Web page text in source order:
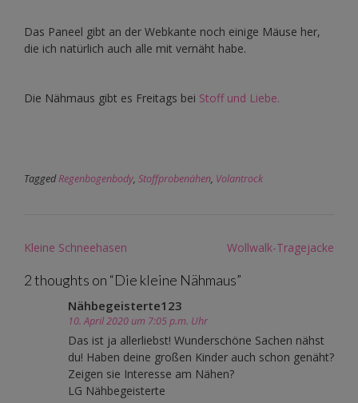
Das Paneel gibt an der Webkante noch einige Mäuse her,
die ich natürlich auch alle mit vernäht habe.
Die Nähmaus gibt es Freitags bei Stoff und Liebe.
TaggedRegenbogenbody, Stoffprobenähen, Volantrock
Post
Kleine Schneehasen Wollwalk-Tragejacke
2 thoughts on “Die kleine Nähmaus”
Nähbegeisterte123
10. April 2020 um 7:05 p.m. Uhr
Das ist ja allerliebst! Wunderschöne Sachen nähst
du! Haben deine großen Kinder auch schon genäht?
Zeigen sie Interesse am Nähen?
LG Nähbegeisterte